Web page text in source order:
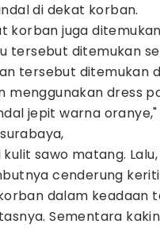
di dekat korban.
korban juga
tersebut ditemukan
tersebut ditemukan
menggunakan dress
jepit warna
sawo matang.
cenderung
dalam keadaan
Sementara